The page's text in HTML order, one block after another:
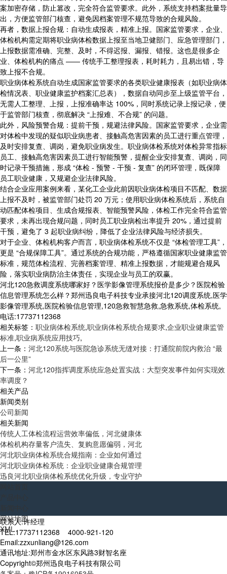
案加密存储，防止篡改，完全符合监管要求。此外，系统支持档案批量导
出，方便监管部门核查，避免因档案管理不规范导致的合规风险。
再者，数据上报合规：自动生成报表，精准上报。国家监管要求，企业、
体检机构需定期将职业病体检数据上报至当地卫健部门、应急管理部门，
上报数据需准确、完整、及时，不得迟报、漏报、错报。这也是很多企
业、体检机构的痛点 —— 传统手工整理报表，耗时耗力，且易出错，导
致上报不合规。
职业病体检系统自动生成国家监管要求的各类职业健康报表（如职业病体
检情况表、职业健康监护档案汇总表），数据自动同步至上级监管平台，
无需人工整理、上报，上报准确率达 100%，同时系统记录上报记录，便
于监管部门核查，彻底解决 “上报难、不合规” 的问题。
此外，风险预警合规：提前干预，规避法律风险。国家监管要求，企业需
对体检中发现的疑似职业病患者、接触高危害因素的员工进行重点管理，
及时安排复查、调岗，避免职业病发生。职业病体检系统对体检异常指标
员工、接触高危害因素员工进行智能预警，提醒企业安排复查、调岗，同
时记录干预措施，形成 “体检 - 预警 - 干预 - 复查” 的闭环管理，既保障
员工职业健康，又规避企业法律风险。
结合企业应用案例来看，某化工企业此前因职业病体检项目不匹配、数据
上报不及时，被监管部门处罚 20 万元；使用职业病体检系统后，系统自
动匹配体检项目、生成合规报表、智能预警风险，体检工作完全符合监管
要求，未再出现合规问题，同时员工职业病检出率提升 20%，通过提前
干预，避免了 3 起职业病纠纷，降低了企业法律风险与经济损失。
对于企业、体检机构客户而言，职业病体检系统不仅是 “体检管理工具”，
更是 “合规保障工具”。通过系统的合规功能，严格遵循国家职业健康监管
标准，规范体检流程、完善档案管理、精准上报数据，才能规避合规风
险，落实职业病防治主体责任，实现企业与员工的双赢。
河北120急救调度系统哪家好？医学影像管理系统报价是多少？医院检验
信息管理系统怎么样？郑州迅良电子科技专业承接河北120调度系统,医学
影像管理系统,医院检验信息管理,120急救智慧急救,急救系统,体检系统,
电话:17737112368
相关标签： 职业病体检系统,职业病体检系统合规要求,企业职业健康监管
标准,职业病系统应用技巧,
上一条： 河北120系统与医院急诊系统无缝对接：打通院前院内救治 “最
后一公里”
下一条： 河北120指挥调度系统应急处置实战：大型突发事件如何实现效
率调度？
相关产品
新闻类别
公司新闻
相关新闻
传统人工体检流程运营效率偏低，河北健康体
体检机构存量客户流失、复购意愿偏弱，河北
河北职业病体检系统合规指南：企业如何通过
河北职业病体检系统：企业职业健康合规管理
迅良河北职业病体检系统优化升级，专业守护
网站地图
XML
联系人:许经理
TEL:17737112368 4000-921-120
Email:zzxunliang@126.com
通讯地址:郑州市金水区东风路3财智名座
Copyright©郑州迅良电子科技有限公司